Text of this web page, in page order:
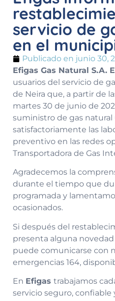
servicio de
en el
Publicado en junio 30,
Efigas Gas Natural S.A.
usuarios del servicio de
de Neira que, a partir de
martes 30 de junio de
suministro de gas natural
satisfactoriamente las
preventivo en las redes
Transportadora de Gas
Agradecemos la
durante el tiempo que
programada y
ocasionados.
Si después del
presenta alguna
puede comunicarse con
emergencias 164,
En Efigas trabajamos
servicio seguro, confiable